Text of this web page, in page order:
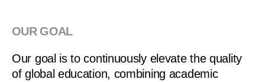
OUR GOAL
Our goal is to continuously elevate the quality
of global education, combining academic